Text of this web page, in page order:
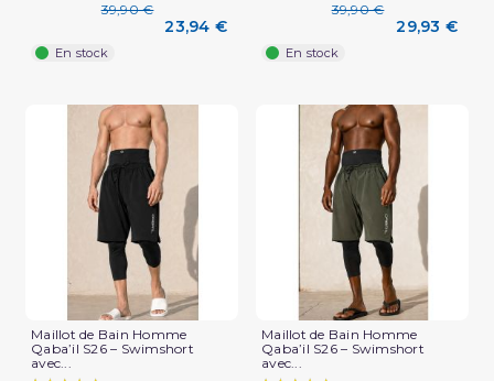
39,90 €
23,94 €
En stock
39,90 €
29,93 €
En stock
Maillot de Bain Homme
Qaba’il S26 – Swimshort
avec...
Maillot de Bain Homme
Qaba’il S26 – Swimshort
avec...